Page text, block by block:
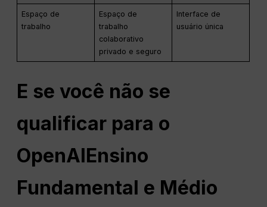
Espaço de
trabalho
Espaço de
trabalho
colaborativo
privado e seguro
Interface de
usuário única
E se você não se
qualificar para o
OpenAIEnsino
Fundamental e Médio